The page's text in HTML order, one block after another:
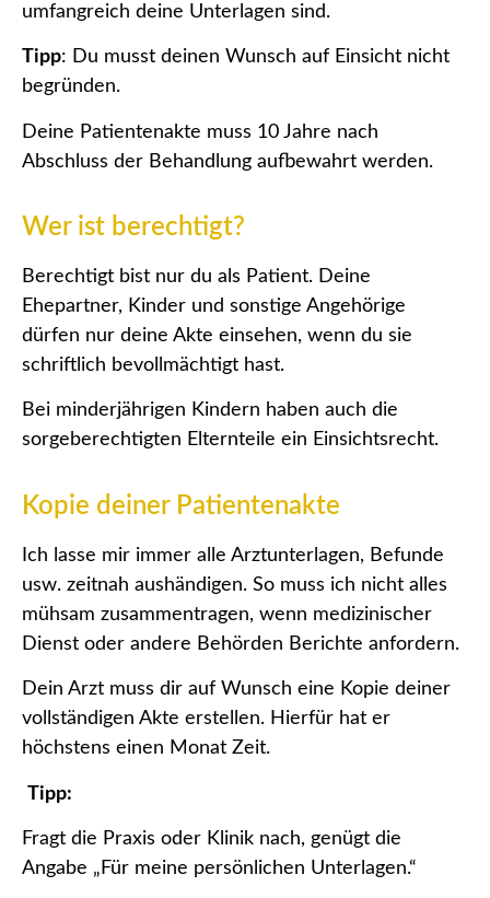
umfangreich deine Unterlagen sind.
Tipp: Du musst deinen Wunsch auf Einsicht nicht
begründen.
Deine Patientenakte muss 10 Jahre nach
Abschluss der Behandlung aufbewahrt werden.
Wer ist berechtigt?
Berechtigt bist nur du als Patient. Deine
Ehepartner, Kinder und sonstige Angehörige
dürfen nur deine Akte einsehen, wenn du sie
schriftlich bevollmächtigt hast.
Bei minderjährigen Kindern haben auch die
sorgeberechtigten Elternteile ein Einsichtsrecht.
Kopie deiner Patientenakte
Ich lasse mir immer alle Arztunterlagen, Befunde
usw. zeitnah aushändigen. So muss ich nicht alles
mühsam zusammentragen, wenn medizinischer
Dienst oder andere Behörden Berichte anfordern.
Dein Arzt muss dir auf Wunsch eine Kopie deiner
vollständigen Akte erstellen. Hierfür hat er
höchstens einen Monat Zeit.
Tipp:
Fragt die Praxis oder Klinik nach, genügt die
Angabe „Für meine persönlichen Unterlagen.“